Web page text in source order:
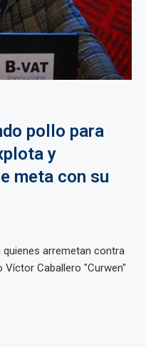
pollo para
y
meta con su
arremetan contra
Caballero "Curwen"